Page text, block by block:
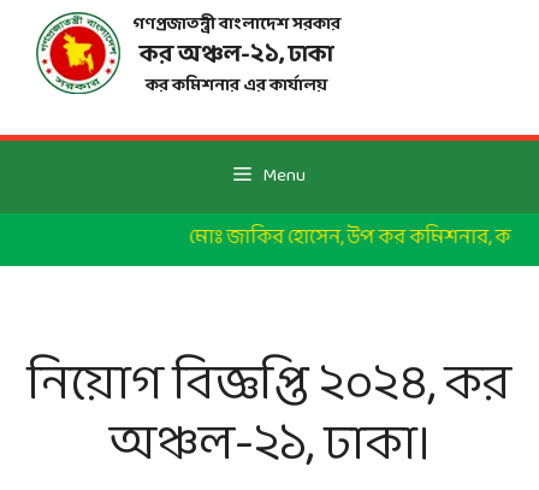
content
গণপ্রজাতন্ত্রী বাংলাদেশ সরকার
কর অঞ্চল-২১, ঢাকা
কর কমিশনার এর কার্যালয়
Menu
মোঃ জাকির হোসেন, উপ কর কমিশনার, কর
নিয়োগ বিজ্ঞপ্তি ২০২৪, কর
অঞ্চল-২১, ঢাকা।